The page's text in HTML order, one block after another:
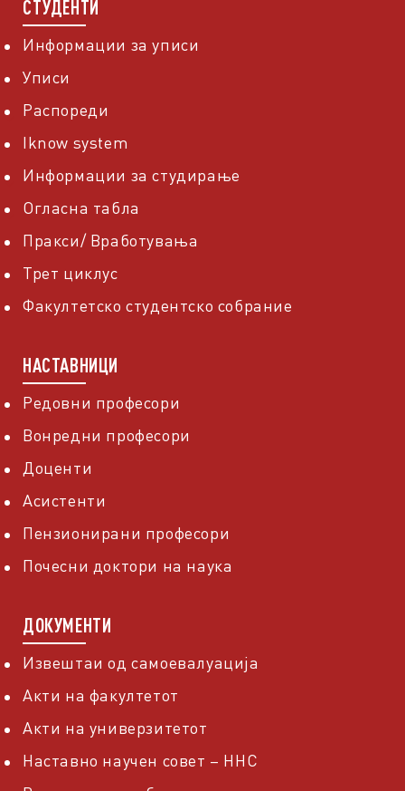
СТУДЕНТИ
Информации за уписи
Уписи
Распореди
Iknow system
Информации за студирање
Огласна табла
Пракси/ Вработувања
Трет циклус
Факултетско студентско собрание
НАСТАВНИЦИ
Редовни професори
Вонредни професори
Доценти
Асистенти
Пензионирани професори
Почесни доктори на наука
ДОКУМЕНТИ
Извештаи од самоевалуација
Акти на факултетот
Акти на универзитетот
Наставно научен совет – ННС